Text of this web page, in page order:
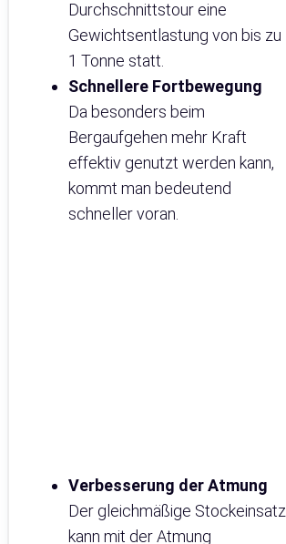
Durchschnittstour eine
Gewichtsentlastung von bis zu
1 Tonne statt.
Schnellere Fortbewegung
Da besonders beim
Bergaufgehen mehr Kraft
effektiv genutzt werden kann,
kommt man bedeutend
schneller voran.
Verbesserung der Atmung
Der gleichmäßige Stockeinsatz
kann mit der Atmung